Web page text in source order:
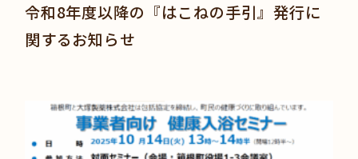
令和8年度以降の『はこねの手引』発行に
関するお知らせ